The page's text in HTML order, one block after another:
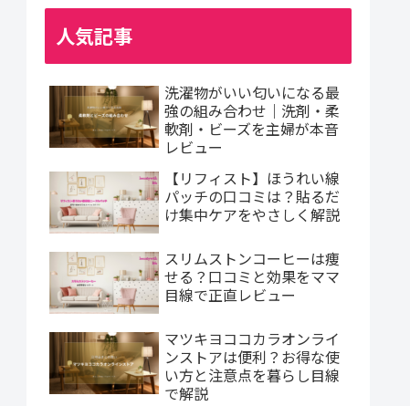
人気記事
洗濯物がいい匂いになる最
強の組み合わせ｜洗剤・柔
軟剤・ビーズを主婦が本音
レビュー
【リフィスト】ほうれい線
パッチの口コミは？貼るだ
け集中ケアをやさしく解説
スリムストンコーヒーは痩
せる？口コミと効果をママ
目線で正直レビュー
マツキヨココカラオンライ
ンストアは便利？お得な使
い方と注意点を暮らし目線
で解説